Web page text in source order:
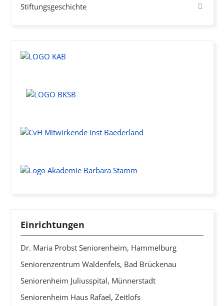
Stiftungsgeschichte
Einrichtungen
Dr. Maria Probst Seniorenheim, Hammelburg
Seniorenzentrum Waldenfels, Bad Brückenau
Seniorenheim Juliusspital, Münnerstadt
Seniorenheim Haus Rafael, Zeitlofs